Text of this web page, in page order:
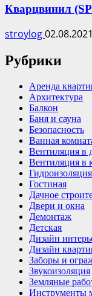
Кварцвинил
stroylog02.08.2021
Рубрики
Аренда
Архитектура
Балкон
Баня и сауна
Безопасность
Ванная
Вентиляция в
Вентиляция в
Гидроизоляция
Гостиная
Дачное
Двери и окна
Демонтаж
Детская
Дизайн
Дизайн
Заборы и
Звукоизоляция
Земляные
Инструменты